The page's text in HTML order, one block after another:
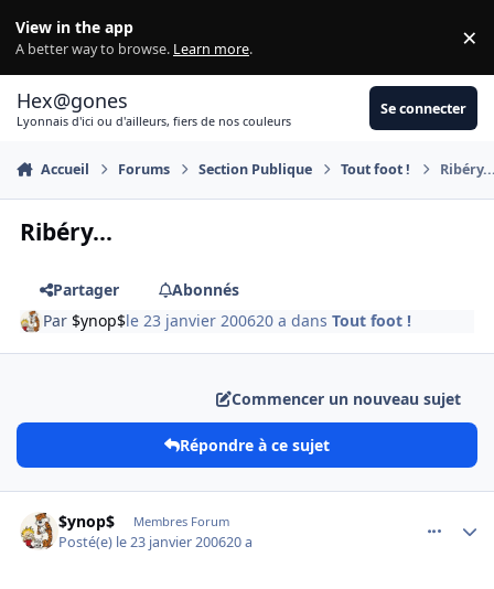
View in the app
A better way to browse. Learn more. ×
Hex@gones
Lyonnais d'ici ou d'ailleurs, fiers de nos couleurs
Se connecter
Accueil Forums Section Publique Tout foot !
Ribéry...
Partager
Abonnés
Par $ynop$le 23 janvier 200620 a dansTout foot !
Commencer un nouveau sujet
Répondre à ce sujet
$ynop$ Membres Forum
Posté(e) le 23 janvier 200620 a